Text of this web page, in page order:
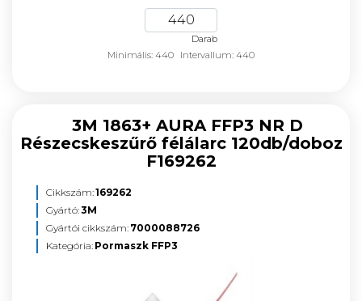
Darab
Minimális: 440
Intervallum: 440
3M 1863+ AURA FFP3 NR D
Részecskeszűrő félálarc 120db/doboz
F169262
Cikkszám:169262
Gyártó:3M
Gyártói cikkszám: 7000088726
Kategória: Pormaszk FFP3